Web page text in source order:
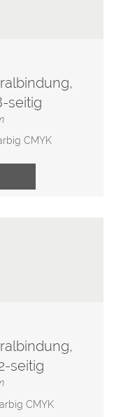
seitig
CMYK
seitig
CMYK